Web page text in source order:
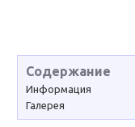
Содержание
Информация
Галерея